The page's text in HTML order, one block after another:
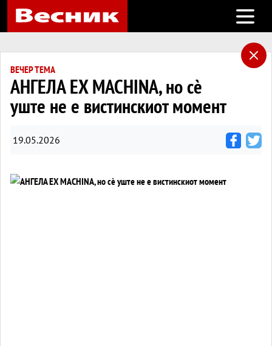
Open
ВЕЧЕР ТЕМА
АНГЕЛА EX MACHINA, но сè
уште не е вистинскиот момент
19.05.2026